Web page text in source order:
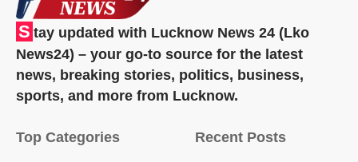
S tay updated with Lucknow News 24 (Lko
News24) – your go-to source for the latest
news, breaking stories, politics, business,
sports, and more from Lucknow.
Top Categories Recent Posts